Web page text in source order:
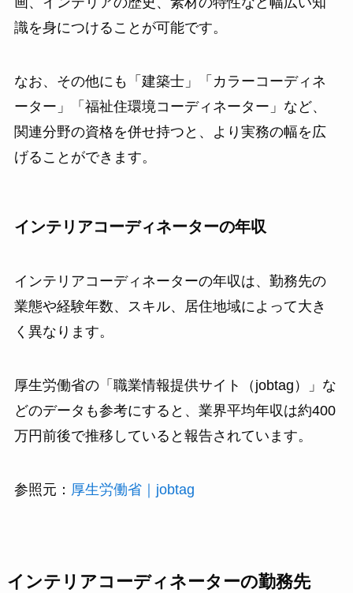
識を身につけることが可能です。
なお、その他にも「建築士」「カラーコーディネ
ーター」「福祉住環境コーディネーター」など、
関連分野の資格を併せ持つと、より実務の幅を広
げることができます。
インテリアコーディネーターの年収
インテリアコーディネーターの年収は、勤務先の
業態や経験年数、スキル、居住地域によって大き
く異なります。
厚生労働省の「職業情報提供サイト（jobtag）」な
どのデータも参考にすると、業界平均年収は約400
万円前後で推移していると報告されています。
参照元： 厚生労働省｜jobtag
インテリアコーディネーターの勤務先